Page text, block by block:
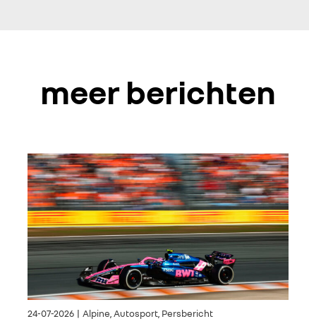
meer berichten
24-07-2026 | Alpine, Autosport, Persbericht